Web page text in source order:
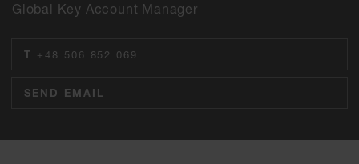
Global Key Account Manager
T +48 506 852 069
SEND EMAIL